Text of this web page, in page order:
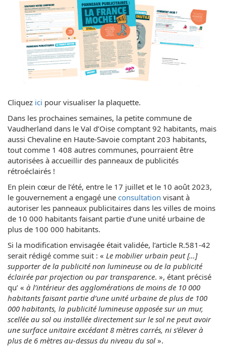
Cliquez ici pour visualiser la plaquette.
Dans les prochaines semaines, la petite commune de
Vaudherland dans le Val d’Oise comptant 92 habitants, mais
aussi Chevaline en Haute-Savoie comptant 203 habitants,
tout comme 1 408 autres communes, pourraient être
autorisées à accueillir des panneaux de publicités
rétroéclairés !
En plein cœur de l’été, entre le 17 juillet et le 10 août 2023,
le gouvernement a engagé une consultation visant à
autoriser les panneaux publicitaires dans les villes de moins
de 10 000 habitants faisant partie d’une unité urbaine de
plus de 100 000 habitants.
Si la modification envisagée était validée, l’article R.581-42
serait rédigé comme suit : « Le mobilier urbain peut […]
supporter de la publicité non lumineuse ou de la publicité
éclairée par projection ou par transparence. », étant précisé
qu’ « à l’intérieur des agglomérations de moins de 10 000
habitants faisant partie d’une unité urbaine de plus de 100
000 habitants, la publicité lumineuse apposée sur un mur,
scellée au sol ou installée directement sur le sol ne peut avoir
une surface unitaire excédant 8 mètres carrés, ni s’élever à
plus de 6 mètres au-dessus du niveau du sol ».